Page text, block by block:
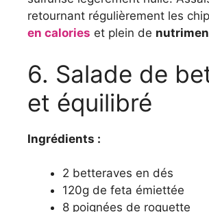
retournant régulièrement les
en calories et plein de
6. Salade de
et équilibré
Ingrédients :
2 betteraves en dés
120g de feta émiettée
8 poignées de roquette